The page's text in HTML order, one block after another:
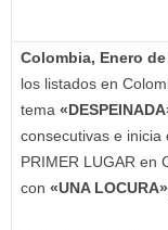
Colombia, Enero de
los listados en
tema
consecutivas e
PRIMER LUGAR en
con «UNA LOCURA»